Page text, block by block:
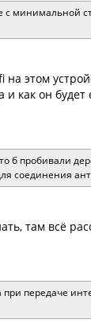
с минимальной
на этом
как он
пробивали
соединения
там всё
передаче